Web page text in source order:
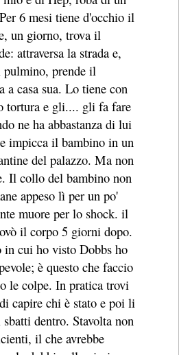
6 mesi tiene d'occhio il
un giorno, trova il
attraversa la strada e,
prende il
a casa sua. Lo tiene con
tortura e gli.... gli fa fare
ne ha abbastanza di lui
impicca il bambino in un
del palazzo. Ma non
Il collo del bambino non
appeso lì per un po'
muore per lo shock. il
il corpo 5 giorni dopo.
in cui ho visto Dobbs ho
è questo che faccio
le colpe. In pratica trovi
capire chi è stato e poi li
dentro. Stavolta non
il che avrebbe